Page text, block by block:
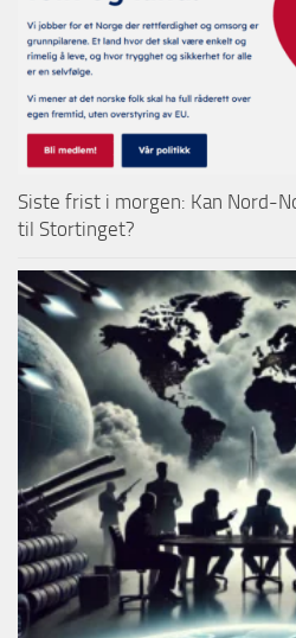
Siste frist i morgen: Kan Nord-
til Stortinget?